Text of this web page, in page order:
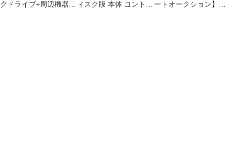
クドライブ+周辺機器
ィスク版 本体 コントロ ートオークション】